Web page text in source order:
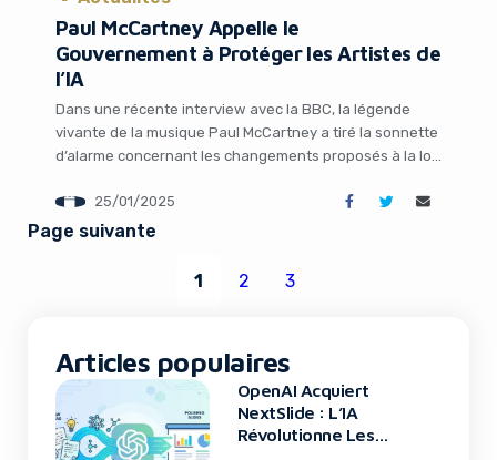
Paul McCartney Appelle le
Gouvernement à Protéger les Artistes de
l’IA
Dans une récente interview avec la BBC, la légende
vivante de la musique Paul McCartney a tiré la sonnette
d’alarme concernant les changements proposés à la loi
controversées permettraient aux entreprises
technologiques d’exploiter librement le contenu en ligne
25/01/2025
1 2 3
Page suivante
Articles populaires
OpenAI Acquiert
NextSlide : L’IA
Révolutionne Les